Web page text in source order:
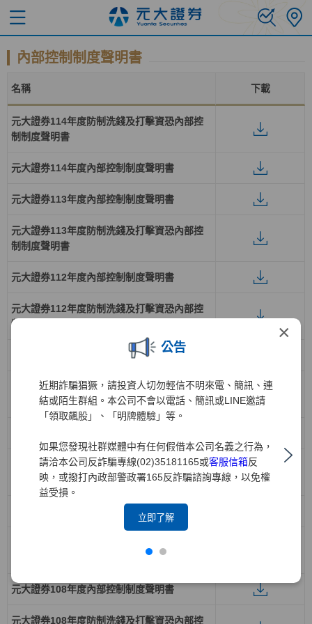
×
公告
近期詐騙猖獗，請投資人切勿輕信不明來電、簡訊、連
結或陌生群組。本公司不會以電話、簡訊或LINE邀請
「領取飆股」、「明牌體驗」等。
如果您發現社群媒體中有任何假借本公司名義之行為，
請洽本公司反詐騙專線(02)35181165或客服信箱反
映，或撥打內政部警政署165反詐騙諮詢專線，以免權
益受損。
立即了解
內部控制制度聲明書
名稱 下載
元大證券114年度防制洗錢及打擊資恐內部控
制制度聲明書
元大證券114年度內部控制制度聲明書
元大證券113年度內部控制制度聲明書
元大證券113年度防制洗錢及打擊資恐內部控
制制度聲明書
元大證券112年度內部控制制度聲明書
元大證券112年度防制洗錢及打擊資恐內部控
制制度聲明書
元大證券111年度內部控制制度聲明書
元大證券111年度防制洗錢及打擊資恐內部控
制制度聲明書
元大證券110年度防制洗錢及打擊資恐內部控
制制度聲明書
元大證券109年度內部控制制度聲明書
元大證券108年度內部控制制度聲明書
元大證券108年度防制洗錢及打擊資恐內部控